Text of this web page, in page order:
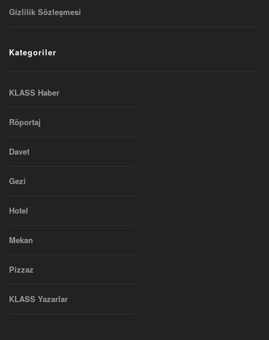
Gizlilik Sözleşmesi
Kategoriler
KLASS Haber
Röportaj
Davet
Gezi
Hotel
Mekan
Pizzaz
KLASS Yazarlar